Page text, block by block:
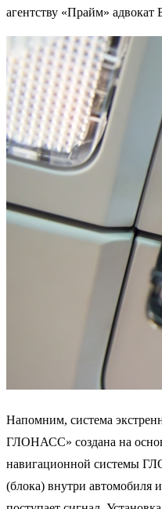
агентству «Прайм» адвокат
Напомним, система
ГЛОНАСС» создана на
навигационной системы
(блока) внутри автомобиля